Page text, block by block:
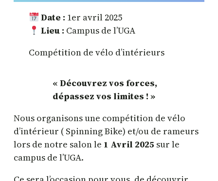
Date : 1er avril 2025
Lieu : Campus de l’UGA
Compétition de vélo d’intérieurs
« Découvrez vos forces,
dépassez vos limites ! »
Nous organisons une compétition de vélo
d’intérieur ( Spinning Bike) et/ou de rameurs
lors de notre salon le 1 Avril 2025 sur le
campus de l’UGA.